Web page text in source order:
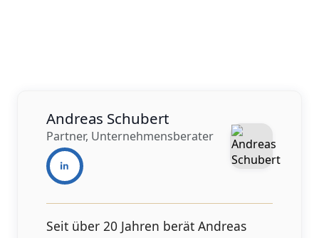
Andreas Schubert
Partner, Unternehmensberater
Seit über 20 Jahren berät Andreas